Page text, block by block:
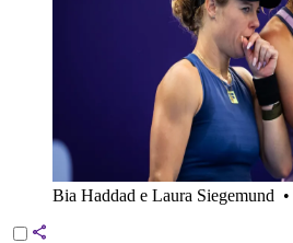
Bia Haddad e Laura Siegemund •